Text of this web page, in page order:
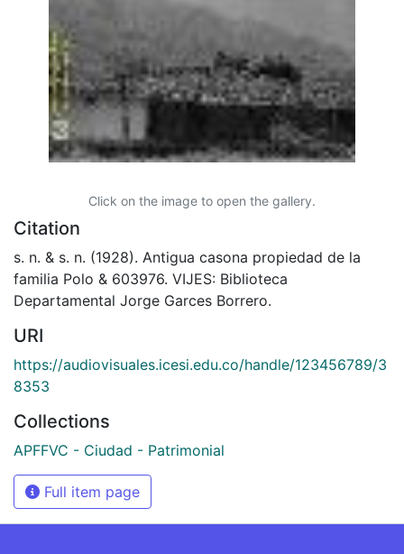
Click on the image to open the gallery.
Citation
s. n. & s. n. (1928). Antigua casona propiedad de la
familia Polo & 603976. VIJES: Biblioteca
Departamental Jorge Garces Borrero.
URI
https://audiovisuales.icesi.edu.co/handle/123456789/3
8353
Collections
APFFVC - Ciudad - Patrimonial
Full item page